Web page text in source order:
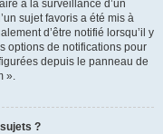
à la surveillance d’un
sujet favoris a été mis à
d’être notifié lorsqu’il y
options de notifications pour
depuis le panneau de
».
?